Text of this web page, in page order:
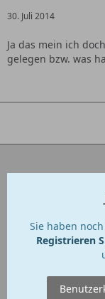
30. Juli 2014
Ja das mein ich
gelegen bzw. was
Sie haben
Registrieren